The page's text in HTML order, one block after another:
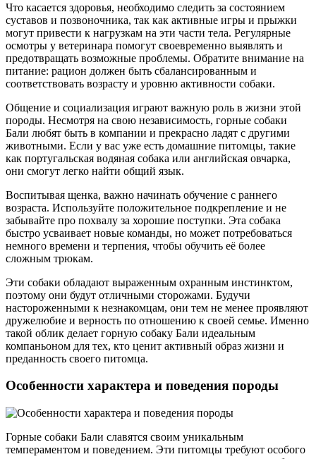
Что касается здоровья, необходимо следить за состоянием
суставов и позвоночника, так как активные игры и прыжки
могут привести к нагрузкам на эти части тела. Регулярные
осмотры у ветеринара помогут своевременно выявлять и
предотвращать возможные проблемы. Обратите внимание на
питание: рацион должен быть сбалансированным и
соответствовать возрасту и уровню активности собаки.
Общение и социализация играют важную роль в жизни этой
породы. Несмотря на свою независимость, горные собаки
Бали любят быть в компании и прекрасно ладят с другими
животными. Если у вас уже есть домашние питомцы, такие
как португальская водяная собака или английская овчарка,
они смогут легко найти общий язык.
Воспитывая щенка, важно начинать обучение с раннего
возраста. Используйте положительное подкрепление и не
забывайте про похвалу за хорошие поступки. Эта собака
быстро усваивает новые команды, но может потребоваться
немного времени и терпения, чтобы обучить её более
сложным трюкам.
Эти собаки обладают выраженным охранным инстинктом,
поэтому они будут отличными сторожами. Будучи
настороженными к незнакомцам, они тем не менее проявляют
дружелюбие и верность по отношению к своей семье. Именно
такой облик делает горную собаку Бали идеальным
компаньоном для тех, кто ценит активный образ жизни и
преданность своего питомца.
Особенности характера и поведения породы
Горные собаки Бали славятся своим уникальным
темпераментом и поведением. Эти питомцы требуют особого